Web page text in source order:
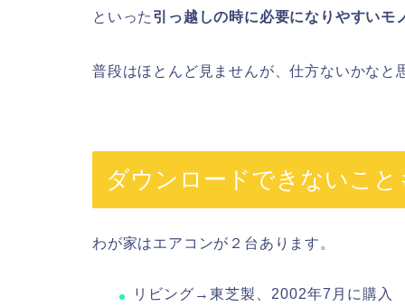
といった 引っ越しの時に必要になりやすいモ
普段はほとんど見ませんが、仕方ないかなと
ダウンロードできないこと
わが家はエアコンが２台あります。
リビング→東芝製、2002年7月に購入